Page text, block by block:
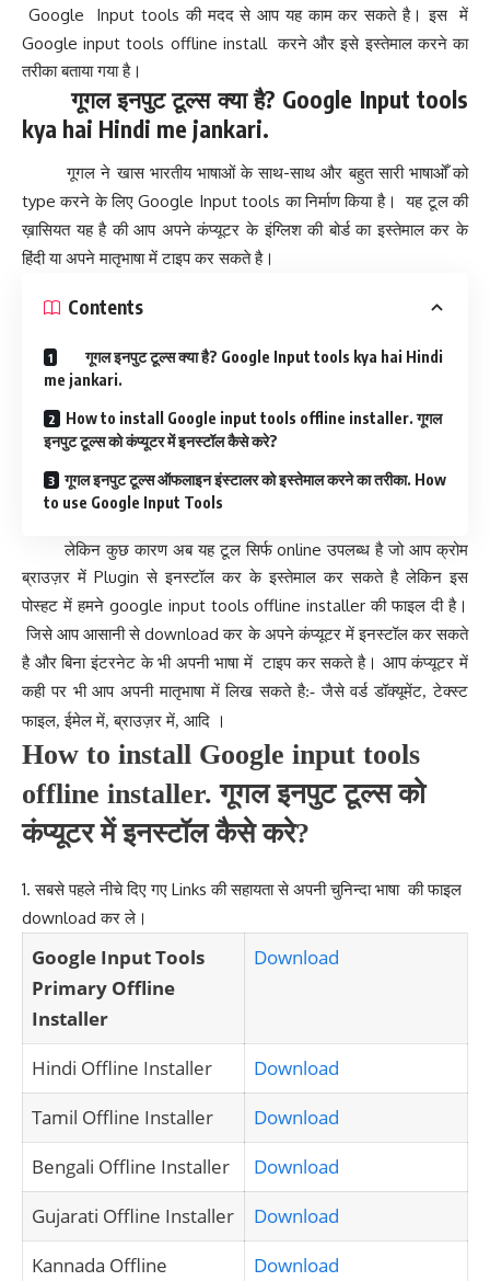
Google Input tools की मदद से आप यह काम कर सकते है। इस में
Google input tools offline install करने और इसे इस्तेमाल करने का
तरीका बताया गया है।
गूगल इनपुट टूल्स क्या है? Google Input tools
kya hai Hindi me jankari.
गूगल ने खास भारतीय भाषाओं के साथ-साथ और बहुत सारी भाषाओँ को
type करने के लिए Google Input tools का निर्माण किया है।
यह टूल की
ख़ासियत यह है की आप अपने कंप्यूटर के इंग्लिश की बोर्ड का इस्तेमाल कर के
हिंदी या अपने मातृभाषा में टाइप कर सकते है।
Contents
गूगल इनपुट टूल्स क्या है? Google Input tools kya hai Hindi
me jankari.
How to install Google input tools offline installer. गूगल
इनपुट टूल्स को कंप्यूटर में इनस्टॉल कैसे करे?
गूगल इनपुट टूल्स ऑफलाइन इंस्टालर को इस्तेमाल करने का तरीका. How
to use Google Input Tools
लेकिन कुछ कारण अब यह टूल सिर्फ online उपलब्ध है जो आप क्रोम
ब्राउज़र में Plugin से इनस्टॉल कर के इस्तेमाल कर सकते है लेकिन इस
पोस्हट में हमने google input tools offline installer की फाइल दी है।
जिसे आप आसानी से download कर के अपने कंप्यूटर में इनस्टॉल कर सकते
है और बिना इंटरनेट के भी अपनी भाषा में टाइप कर सकते है। आपकंप्यूटर में
कही पर भी आपअपनी मातृभाषामें लिख सकते है:- जैसे वर्ड डॉक्यूमेंट, टेक्स्ट
फाइल, ईमेल में, ब्राउज़र में, आदि
।
How to install Google input tools
offline installer. गूगल इनपुट टूल्स को
कंप्यूटर में इनस्टॉल कैसे करे?
1. सबसे पहले नीचे दिए गए Links की सहायता से अपनी चुनिन्दा भाषा की फाइल
download कर ले ।
Google Input Tools
Primary Offline
Installer
Download
Hindi Offline Installer
Download
Tamil Offline Installer
Download
Bengali Offline Installer
Download
Gujarati Offline Installer
Download
Kannada Offline
Download